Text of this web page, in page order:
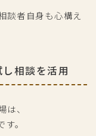
談者自身も心構え
相談を活用
、
。